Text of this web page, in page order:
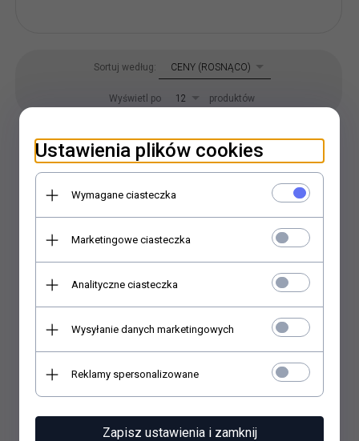
Sortuj według: sortCENY (ROSNĄCO)
Wyświetl po pop12 produktów
AlvanaEko kolagen silne stawy dla gadów 100g
Ustawienia plików cookies
Wymagane ciasteczka
Marketingowe ciasteczka
Analityczne ciasteczka
Wysyłanie danych marketingowych
Reklamy spersonalizowane
Zapisz ustawienia i zamknij